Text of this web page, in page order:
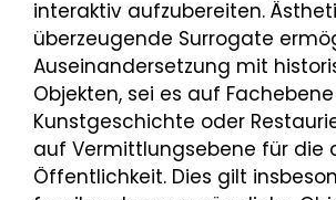
interaktiv aufzubereiten.
überzeugende Surrogate
Auseinandersetzung mit
Objekten, sei es auf
Kunstgeschichte oder
auf Vermittlungsebene für die
Öffentlichkeit. Dies gilt